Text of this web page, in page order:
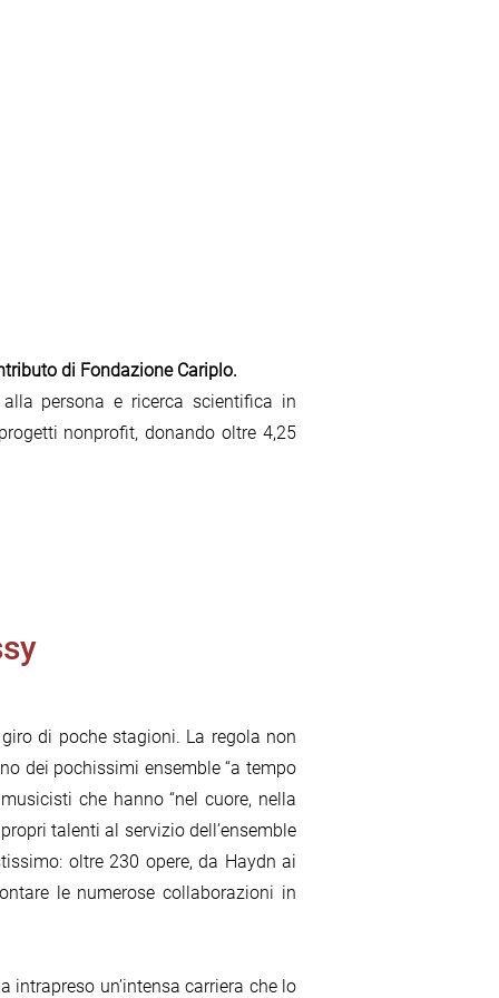
di Fondazione Cariplo.
persona e ricerca scientifica in
nonprofit, donando oltre 4,25
di poche stagioni. La regola non
dei pochissimi ensemble “a tempo
che hanno “nel cuore, nella
talenti al servizio dell’ensemble
oltre 230 opere, da Haydn ai
le numerose collaborazioni in
intrapreso un’intensa carriera che lo